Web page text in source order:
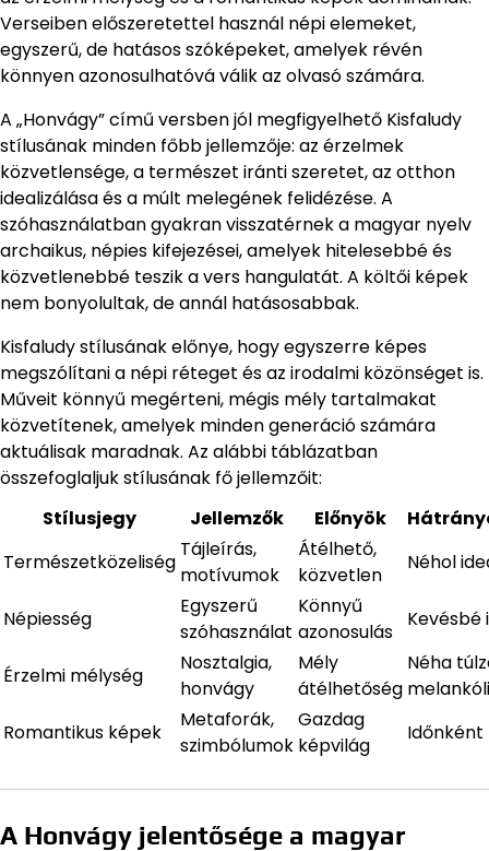
Verseiben előszeretettel használ népi elemeket,
egyszerű, de hatásos szóképeket, amelyek révén
könnyen azonosulhatóvá válik az olvasó számára.
A „Honvágy” című versben jól megfigyelhető Kisfaludy
stílusának minden főbb jellemzője: az érzelmek
közvetlensége, a természet iránti szeretet, az otthon
idealizálása és a múlt melegének felidézése. A
szóhasználatban gyakran visszatérnek a magyar nyelv
archaikus, népies kifejezései, amelyek hitelesebbé és
közvetlenebbé teszik a vers hangulatát. A költői képek
nem bonyolultak, de annál hatásosabbak.
Kisfaludy stílusának előnye, hogy egyszerre képes
megszólítani a népi réteget és az irodalmi közönséget is.
Műveit könnyű megérteni, mégis mély tartalmakat
közvetítenek, amelyek minden generáció számára
aktuálisak maradnak. Az alábbi táblázatban
összefoglaljuk stílusának fő jellemzőit:
Stílusjegy
Jellemzők Előnyök
Természetközeliség
Tájleírás,
motívumok
Átélhető,
közvetlen
Néhol
Népiesség
Egyszerű
szóhasználat
Könnyű
azonosulás
Kevésbé
Érzelmi mélység
Nosztalgia,
honvágy
Mély
átélhetőség
Néha
Romantikus képek
Metaforák,
szimbólumok
Gazdag
képvilág
Időnként
A Honvágy jelentősége a magyar